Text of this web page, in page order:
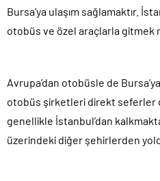
Bursa’ya ulaşım sağlamaktır.
otobüs ve özel araçlarla gitmek
Avrupa’dan otobüsle de
otobüs şirketleri direkt seferler
genellikle İstanbul’dan
üzerindeki diğer şehirlerden